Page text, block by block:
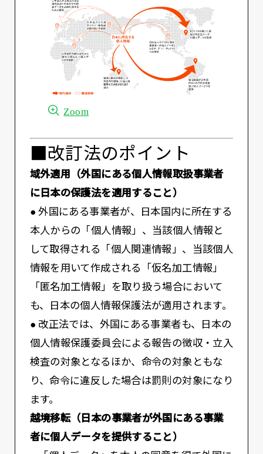
Zoom
■改訂法のポイント
域外適用（外国にある個人情報取扱事業者
に日本の保護法を適用すること）
● 外国にある事業者が、日本国内に所在する
本人からの「個人情報」、当該個人情報と
して取得される「個人関連情報」、当該個人
情報を用いて作成される「仮名加工情報」
「匿名加工情報」を取り扱う場合において
も、日本の個人情報保護法が適用されます。
● 改正法では、外国にある事業者も、日本の
個人情報保護委員会による報告の徴収・立入
検査の対象となるほか、命令の対象ともな
り、命令に違反した場合は罰則の対象になり
ます。
越境移転（日本の事業者が外国にある事業
者に個人データを提供すること）